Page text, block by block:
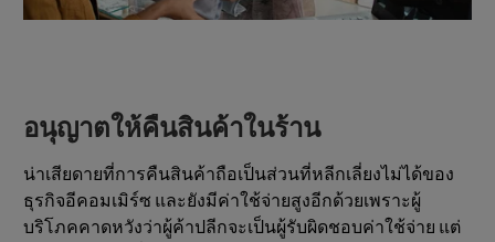
อนุญาตให้คืนสินค้าในร้าน
น่าเสียดายที่การคืนสินค้าถือเป็นส่วนที่หลีกเลี่ยงไม่ได้ของ
ธุรกิจอีคอมเมิร์ซ และยังมีค่าใช้จ่ายสูงอีกด้วยเพราะผู้
บริโภคคาดหวังว่าผู้ค้าปลีกจะเป็นผู้รับผิดชอบค่าใช้จ่าย แต่